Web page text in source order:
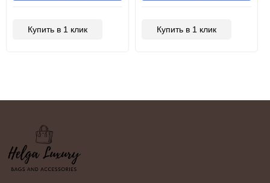
Купить в 1 клик Купить в 1 клик